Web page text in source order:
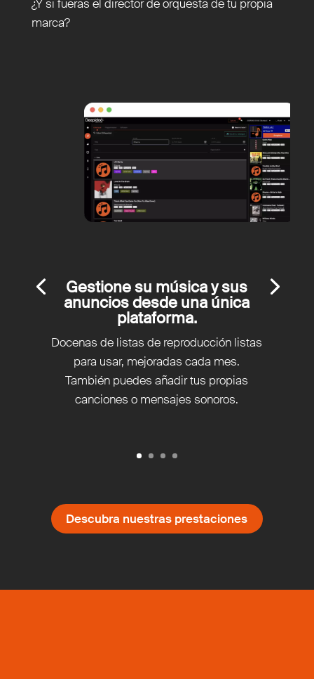
¿Y si fueras el director de orquesta de tu propia
marca?
Gestione su música y sus
anuncios desde una única
plataforma.
Docenas de listas de reproducción listas
para usar, mejoradas cada mes.
También puedes añadir tus propias
canciones o mensajes sonoros.
Descubra nuestras prestaciones